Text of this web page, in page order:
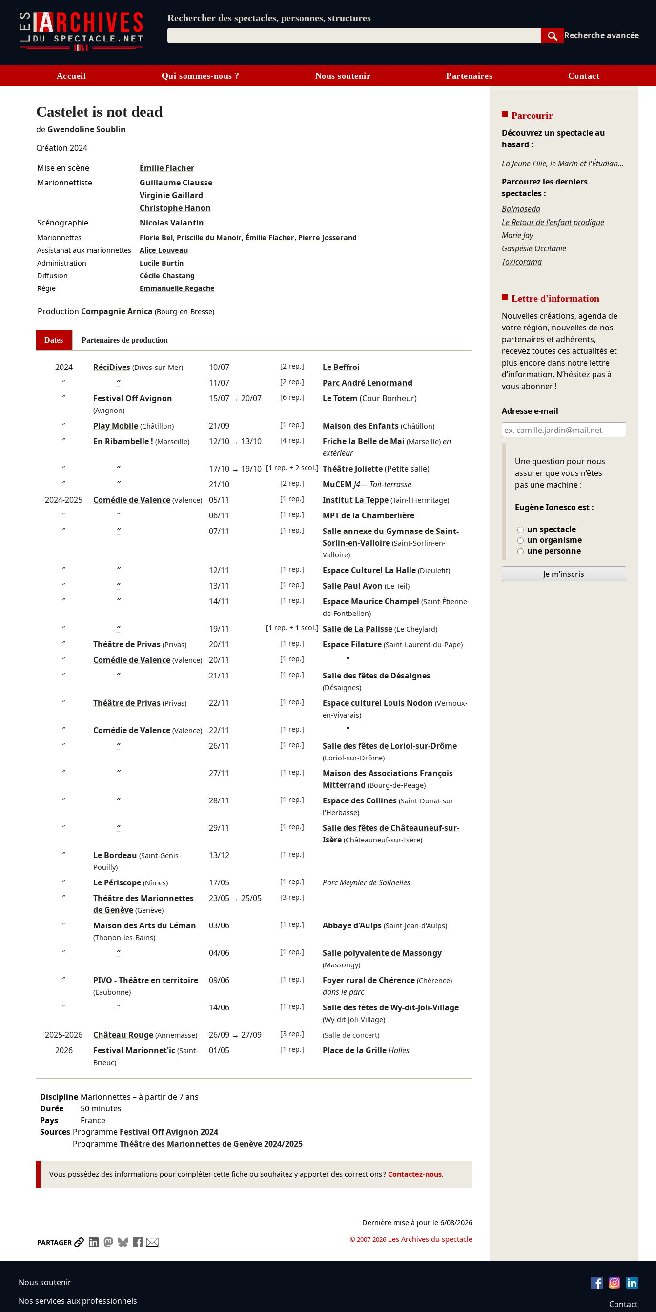
Rechercher des spectacles, personnes, structures
Rechercher
Recherche avancée
Accueil Qui sommes-nous ? Nous soutenir Partenaires Contact
Castelet is not dead
de Gwendoline Soublin
Création 2024
Mise en scène
Émilie Flacher
Marionnettiste
Guillaume Clausse
Virginie Gaillard
Christophe Hanon
Scénographie
Nicolas Valantin
Marionnettes Florie Bel, Priscille du Manoir, Émilie Flacher, Pierre Josserand
Assistanat aux marionnettes
Alice Louveau
Administration
Lucile Burtin
Diffusion
Cécile Chastang
Régie
Emmanuelle Regache
Production Compagnie Arnica (Bourg-en-Bresse)
Dates Partenaires de production
2024 RéciDives(Dives-sur-Mer) 10/07 [2 rep.]
Le Beffroi
″
″ 11/07 [2 rep.]
Parc André Lenormand
″
Festival Off Avignon
(Avignon)
15/07→ 20/07 [6 rep.] Le Totem (Cour Bonheur)
″ Play Mobile(Châtillon) 21/09 [1 rep.] Maison des Enfants (Châtillon)
″ En Ribambelle ! (Marseille) 12/10→ 13/10 [4 rep.] Friche la Belle de Mai (Marseille) en
extérieur
″
″ 17/10→ 19/10 [1 rep. + 2 scol.] Théâtre Joliette(Petite salle)
″
″ 21/10 [2 rep.] MuCEM J4— Toit-terrasse
2024-2025
Comédie de Valence(Valence) 05/11 [1 rep.] Institut La Teppe (Tain-l'Hermitage)
″ ″ 06/11 [1 rep.]
MPT de la Chamberlière
″
″ 07/11 [1 rep.]
Salle annexe du Gymnase de Saint-
Sorlin-en-Valloire (Saint-Sorlin-en-
Valloire)
″ ″ 12/11 [1 rep.] Espace Culturel La Halle (Dieulefit)
″ ″ 13/11 [1 rep.] Salle Paul Avon (Le Teil)
″ ″ 14/11 [1 rep.] Espace Maurice Champel (Saint-Étienne-
de-Fontbellon)
″ ″ 19/11 [1 rep. + 1 scol.] Salle de La Palisse (Le Cheylard)
″ Théâtre de Privas(Privas) 20/11 [1 rep.] Espace Filature (Saint-Laurent-du-Pape)
″ Comédie de Valence(Valence) 20/11 [1 rep.]
"
″
″ 21/11 [1 rep.] Salle des fêtes de Désaignes
(Désaignes)
″ Théâtre de Privas(Privas) 22/11 [1 rep.] Espace culturel Louis Nodon (Vernoux-
en-Vivarais)
″ Comédie de Valence(Valence) 22/11 [1 rep.]
"
″
″ 26/11 [1 rep.] Salle des fêtes de Loriol-sur-Drôme
(Loriol-sur-Drôme)
″ ″ 27/11 [1 rep.]
Maison des Associations François
Mitterrand (Bourg-de-Péage)
″ ″ 28/11 [1 rep.] Espace des Collines (Saint-Donat-sur-
l'Herbasse)
″ ″ 29/11 [1 rep.]
Salle des fêtes de Châteauneuf-sur-
Isère (Châteauneuf-sur-Isère)
″ Le Bordeau (Saint-Genis-
Pouilly)
13/12 [1 rep.]
″ Le Périscope(Nîmes) 17/05 [1 rep.]
Parc Meynier de Salinelles
″
Théâtre des Marionnettes
de Genève(Genève)
23/05→ 25/05 [3 rep.]
″ Maison des Arts du Léman
(Thonon-les-Bains)
03/06 [1 rep.] Abbaye d'Aulps (Saint-Jean-d'Aulps)
″ ″ 04/06 [1 rep.] Salle polyvalente de Massongy
(Massongy)
″ PIVO - Théâtre en territoire
(Eaubonne)
09/06 [1 rep.] Foyer rural de Chérence (Chérence)
dans le parc
″
″ 14/06 [1 rep.] Salle des fêtes de Wy-dit-Joli-Village
(Wy-dit-Joli-Village)
2025-2026 Château Rouge(Annemasse) 26/09→ 27/09 [3 rep.] (Salle de concert)
2026 Festival Marionnet'ic(Saint-
Brieuc)
01/05 [1 rep.] Place de la GrilleHalles
Discipline Marionnettes – à partir de 7 ans
Durée
50 minutes
Pays
France
Sources Programme Festival Off Avignon2024
ProgrammeThéâtre des Marionnettes de Genève2024/2025
Vous possédez des informations pour compléter cette fiche ou souhaitez y apporter des corrections ? Contactez-nous.
PARTAGER Partager le lien
Partager sur LinkedIn
Partager sur Mastodon
Partager sur Bluesky
Partager sur Facebook
Dernière mise à jour le6/08/2026
© 2007-2026 Les Archives du spectacle
Parcourir
Découvrez un spectacle au
hasard :
La Jeune Fille, le Marin et l'Étudiant - Chimère
Parcourez les derniers
spectacles :
Balmaseda
Le Retour de l'enfant prodigue
Marie Jay
Gaspésie Occitanie
Toxicorama
Lettre d'information
Nouvelles créations, agenda de
votre région, nouvelles de nos
partenaires et adhérents,
recevez toutes ces actualités et
plus encore dans notre lettre
d’information. N’hésitez pas à
vous abonner !
Adresse e-mail
Une question pour nous
assurer que vous n’êtes
pas une machine :
Eugène Ionesco est :
un spectacle
un organisme
une personne
Ne pas remplir
Je m’inscris
Nous soutenir
Nos services aux professionnels
Contact